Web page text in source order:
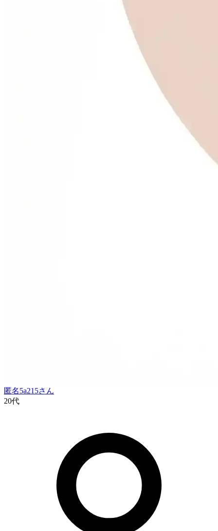
匿名5a215さん
20代